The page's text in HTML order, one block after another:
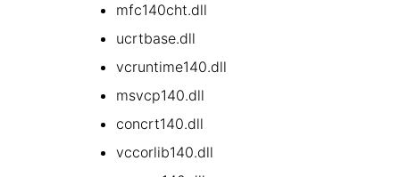
mfc140cht.dll
ucrtbase.dll
vcruntime140.dll
msvcp140.dll
concrt140.dll
vccorlib140.dll